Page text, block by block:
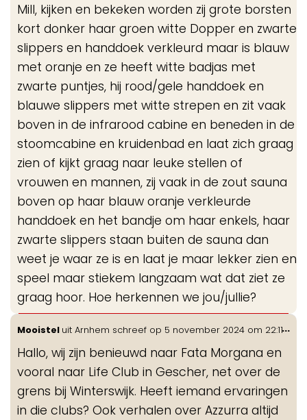
Mill, kijken en bekeken worden zij grote borsten
kort donker haar groen witte Dopper en zwarte
slippers en handdoek verkleurd maar is blauw
met oranje en ze heeft witte badjas met
zwarte puntjes, hij rood/gele handdoek en
blauwe slippers met witte strepen en zit vaak
boven in de infrarood cabine en beneden in de
stoomcabine en kruidenbad en laat zich graag
zien of kijkt graag naar leuke stellen of
vrouwen en mannen, zij vaak in de zout sauna
boven op haar blauw oranje verkleurde
handdoek en het bandje om haar enkels, haar
zwarte slippers staan buiten de sauna dan
weet je waar ze is en laat je maar lekker zien en
speel maar stiekem langzaam wat dat ziet ze
graag hoor. Hoe herkennen we jou/jullie?
Mooistel uit Arnhem schreef op 5 november 2024 om 22:11
Hallo, wij zijn benieuwd naar Fata Morgana en
vooral naar Life Club in Gescher, net over de
grens bij Winterswijk. Heeft iemand ervaringen
in die clubs? Ook verhalen over Azzurra altijd
...